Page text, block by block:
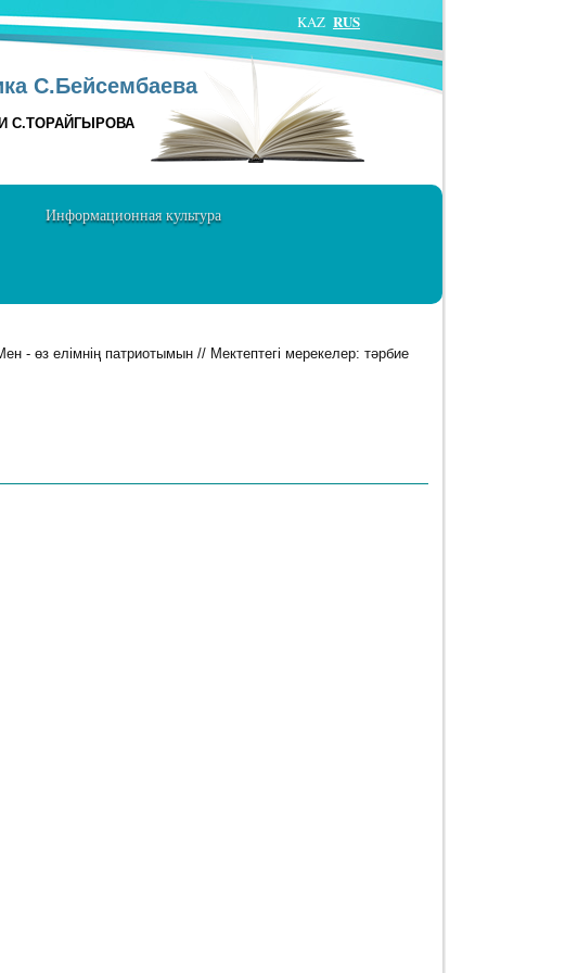
С.Бейсембаева
С.ТОРАЙГЫРОВА
KAZ RUS
Информационная культура
- өз елімнің патриотымын // Мектептегі мерекелер: тәрбие